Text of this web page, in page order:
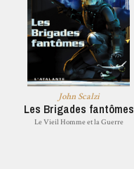
John Scalzi
Les Brigades fantômes
Le Vieil Homme et la Guerre